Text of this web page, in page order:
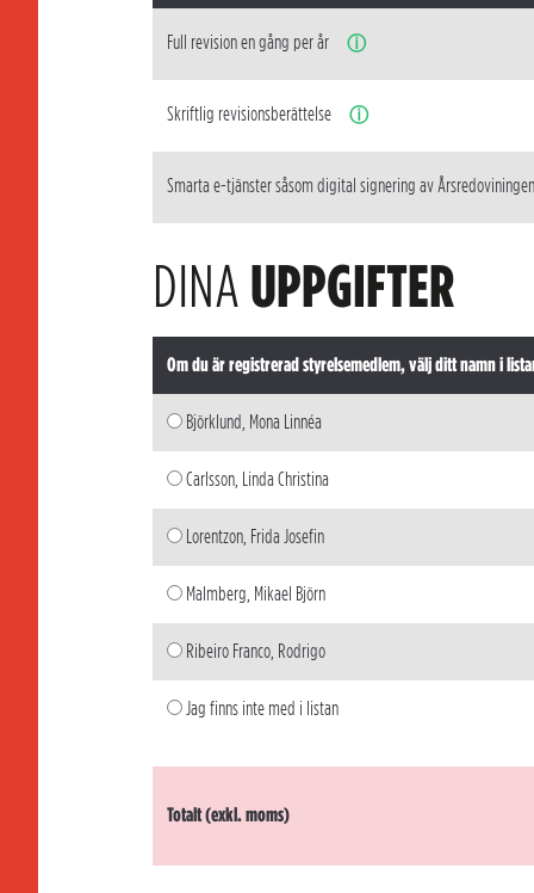
Full revision en gång per år ⓘ
Skriftlig revisionsberättelse ⓘ
Smarta e-tjänster såsom digital signering av Årsredoviningen
DINAUPPGIFTER
Om du är registrerad styrelsemedlem, välj ditt namn i
Björklund, Mona Linnéa
Carlsson, Linda Christina
Lorentzon, Frida Josefin
Malmberg, Mikael Björn
Ribeiro Franco, Rodrigo
Jag finns inte med i listan
Totalt (exkl. moms)